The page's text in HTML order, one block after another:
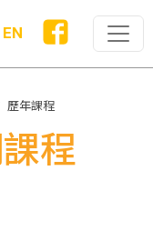
EN
歷年課程
程